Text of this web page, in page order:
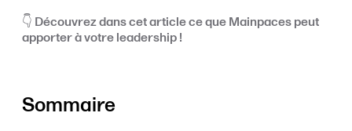
👇 Découvrez dans cet article ce que Mainpaces peut
apporter à votre leadership !
Sommaire